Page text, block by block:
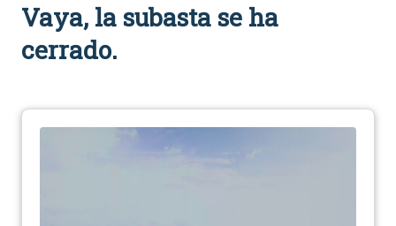
Vaya, la subasta se ha
cerrado.